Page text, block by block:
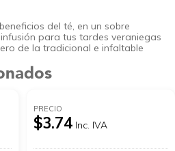
del té, en un sobre
para tus tardes veraniegas
de la tradicional e infaltable
PRECIO
$3.74 Inc. IVA